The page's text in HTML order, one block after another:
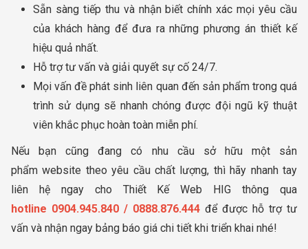
Sẵn sàng tiếp thu và nhận biết chính xác mọi yêu cầu
của khách hàng để đưa ra những phương án thiết kế
hiệu quả nhất.
Hỗ trợ tư vấn và giải quyết sự cố 24/7.
Mọi vấn đề phát sinh liên quan đến sản phẩm trong quá
trình sử dụng sẽ nhanh chóng được đội ngũ kỹ thuật
viên khắc phục hoàn toàn miễn phí.
Nếu bạn cũng đang có nhu cầu sở hữu một sản
phẩm website theo yêu cầu chất lượng, thì hãy nhanh tay
liên hệ ngay cho Thiết Kế Web HIG thông qua
hotline 0904.945.840 / 0888.876.444 để được hỗ trợ tư
vấn và nhận ngay bảng báo giá chi tiết khi triển khai nhé!